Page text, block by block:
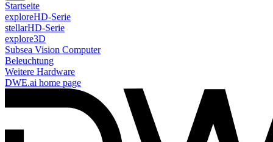
Startseite
exploreHD-Serie
stellarHD-Serie
explore3D
Subsea Vision Computer
Beleuchtung
Weitere Hardware
DWE.ai home page